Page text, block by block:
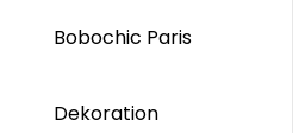
Bobochic Paris
Dekoration